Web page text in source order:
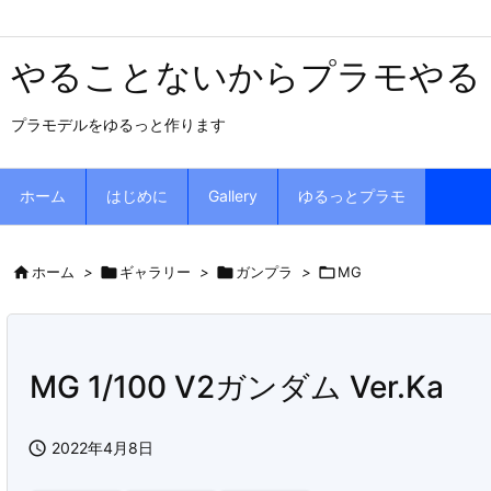
やることないからプラモやる
プラモデルをゆるっと作ります
ホーム はじめに Gallery ゆるっとプラモ
ホーム > ギャラリー > ガンプラ > MG
MG 1/100 V2ガンダム Ver.Ka
 2022年4月8日